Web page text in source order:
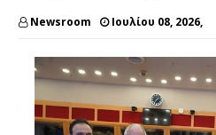
Newsroom Ιουλίου 08, 2026,